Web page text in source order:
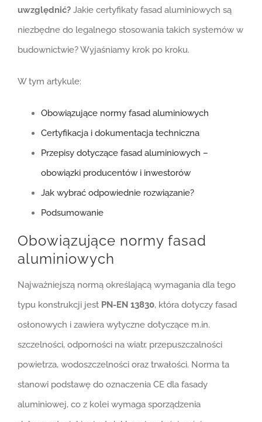
uwzględnić? Jakie certyfikaty fasad aluminiowych są
niezbędne do legalnego stosowania takich systemów w
budownictwie? Wyjaśniamy krok po kroku.
W tym artykule:
Obowiązujące normy fasad aluminiowych
Certyfikacja i dokumentacja techniczna
Przepisy dotyczące fasad aluminiowych –
obowiązki producentów i inwestorów
Jak wybrać odpowiednie rozwiązanie?
Podsumowanie
Obowiązujące normy fasad
aluminiowych
Najważniejszą normą określającą wymagania dla tego
typu konstrukcji jest PN-EN 13830, która dotyczy fasad
osłonowych i zawiera wytyczne dotyczące m.in.
szczelności, odporności na wiatr, przepuszczalności
powietrza, wodoszczelności oraz trwałości. Norma ta
stanowi podstawę do oznaczenia CE dla fasady
aluminiowej, co z kolei wymaga sporządzenia